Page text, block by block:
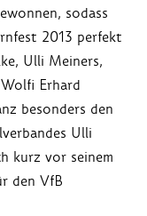
sodass
2013 perfekt
Ulli Meiners,
Erhard
besonders den
Ulli
kurz vor seinem
den VfB